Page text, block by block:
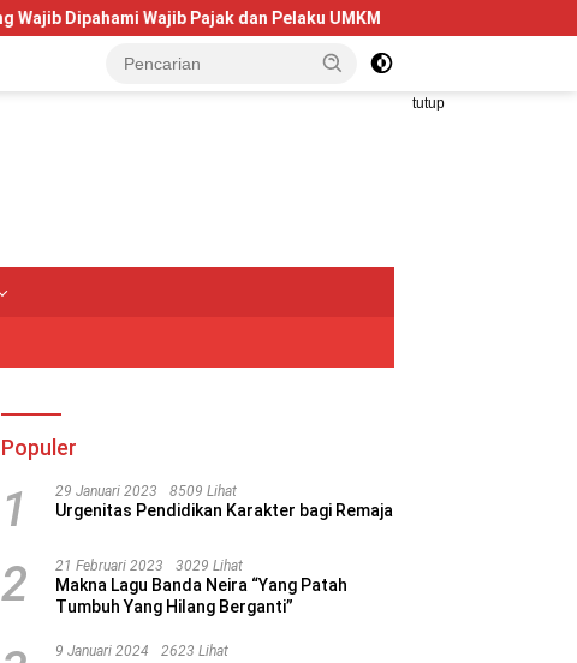
Wajib Pajak dan Pelaku UMKM Telkom University Dorong
tutup
Populer
1 29 Januari 2023 8509 Lihat
Urgenitas Pendidikan Karakter bagi Remaja
2 21 Februari 2023 3029 Lihat
Makna Lagu Banda Neira “Yang Patah
Tumbuh Yang Hilang Berganti”
9 Januari 2024 2623 Lihat